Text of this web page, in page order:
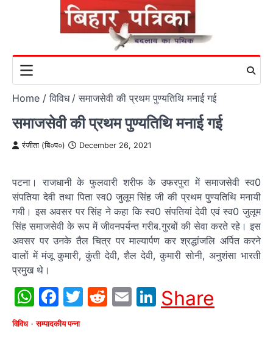
Home विविध समाजसेवी की प्रथम पुण्यतिथि मनाई गई
समाजसेवी की प्रथम पुण्यतिथि मनाई गई
रंजीता (बि०प०) December 26, 2021
पटना। राजधानी के फुलवारी शरीफ के उफरपुरा में समाजसेवी स्व0
संपतिया देवी तथा पिता स्व0 जुलूम सिंह जी की प्रथम पुण्यतिथि मनायी
गयी। इस अवसर पर सिंह ने कहा कि स्व0 संपतियां देवी एवं स्व0 जुलूम
सिंह समाजसेवी के रूप में जीवनपर्यन्त गरीब.गुरबों की सेवा करते रहे। इस
अवसर पर उनके तैल चित्र पर माल्यार्पण कर श्रद्धांजलि अर्पित करने
वालों में मंजू कुमारी, कुंती देवी, शैल देवी, कुमारी सोनी, अनुशंसा भारती
प्रमुख थे।
WhatsApp
Facebook
Twitter
Reddit
EmailLinkedIn
Share
विविध सम्पादकीय पन्ना